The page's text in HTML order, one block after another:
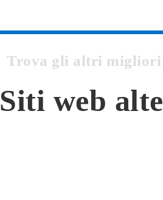
Trova gli altri migliori
Siti web